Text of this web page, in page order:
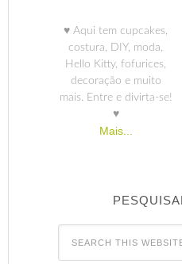
♥ Aqui tem cupcakes,
costura, DIY, moda,
Hello Kitty, fofurices,
decoração e muito
mais. Entre e divirta-se!
♥
Mais...